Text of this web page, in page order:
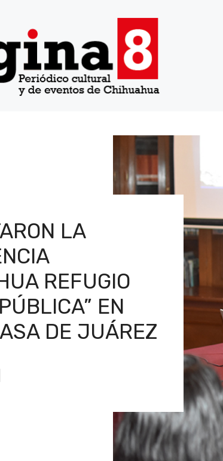
LA
REFUGIO
EN
DE JUÁREZ